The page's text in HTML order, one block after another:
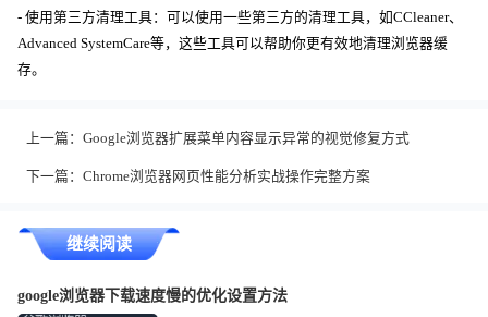
- 使用第三方清理工具：可以使用一些第三方的清理工具，如CCleaner、
Advanced SystemCare等，这些工具可以帮助你更有效地清理浏览器缓
存。
上一篇： Google浏览器扩展菜单内容显示异常的视觉修复方式
下一篇： Chrome浏览器网页性能分析实战操作完整方案
继续阅读
google浏览器下载速度慢的优化设置方法